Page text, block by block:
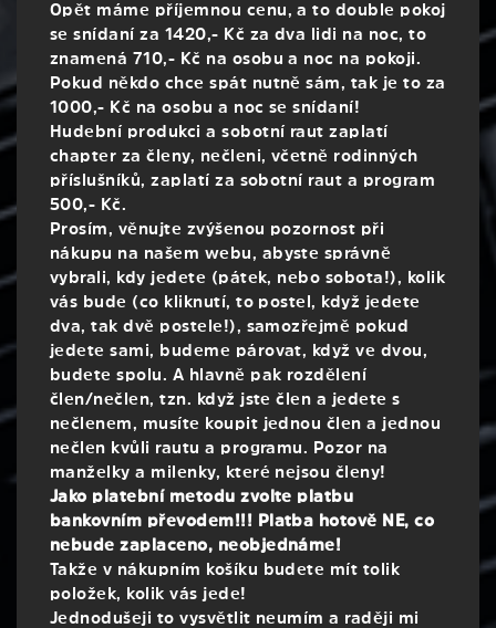
Opět máme příjemnou cenu, a to double pokoj
se snídaní za 1420,- Kč za dva lidi na noc, to
znamená 710,- Kč na osobu a noc na pokoji.
Pokud někdo chce spát nutně sám, tak je to za
1000,- Kč na osobu a noc se snídaní!
Hudební produkci a sobotní raut zaplatí
chapter za členy, nečleni, včetně rodinných
příslušníků, zaplatí za sobotní raut a program
500,- Kč.
Prosím, věnujte zvýšenou pozornost při
nákupu na našem webu, abyste správně
vybrali, kdy jedete (pátek, nebo sobota!), kolik
vás bude (co kliknutí, to postel, když jedete
dva, tak dvě postele!), samozřejmě pokud
jedete sami, budeme párovat, když ve dvou,
budete spolu. A hlavně pak rozdělení
člen/nečlen, tzn. když jste člen a jedete s
nečlenem, musíte koupit jednou člen a jednou
nečlen kvůli rautu a programu. Pozor na
manželky a milenky, které nejsou členy!
Jako platební metodu zvolte platbu
bankovním převodem!!! Platba hotově NE, co
nebude zaplaceno, neobjednáme!
Takže v nákupním košíku budete mít tolik
položek, kolik vás jede!
Jednodušeji to vysvětlit neumím a raději mi